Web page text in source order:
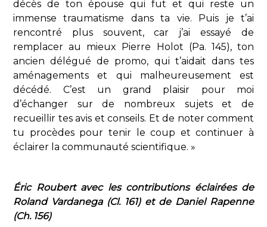
décès de ton épouse qui fut et qui reste un
immense traumatisme dans ta vie. Puis je t’ai
rencontré plus souvent, car j’ai essayé de
remplacer au mieux Pierre Holot (Pa. 145), ton
ancien délégué de promo, qui t’aidait dans tes
aménagements et qui malheureusement est
décédé. C’est un grand plaisir pour moi
d’échanger sur de nombreux sujets et de
recueillir tes avis et conseils. Et de noter comment
tu procèdes pour tenir le coup et continuer à
éclairer la communauté scientifique. »
Éric Roubert avec les contributions éclairées de
Roland Vardanega (Cl. 161) et de Daniel Rapenne
(Ch. 156)